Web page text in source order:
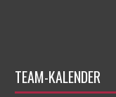
TEAM-KALENDER